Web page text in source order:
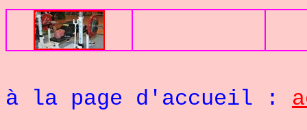
à la page d'accueil :